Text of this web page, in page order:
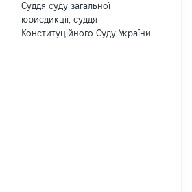
Суддя суду загальної
юрисдикції, суддя
Конституційного Суду України